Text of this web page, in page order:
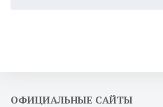
ОФИЦИАЛЬНЫЕ САЙТЫ